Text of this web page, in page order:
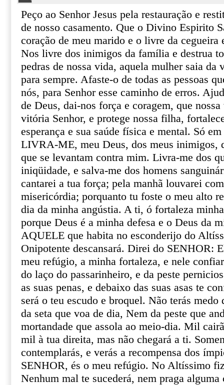
Peço ao Senhor Jesus pela restauração e
de nosso casamento. Que o Divino Espirito
coração de meu marido e o livre da cegueira
Nos livre dos inimigos da família e destrua
pedras de nossa vida, aquela mulher saia da
para sempre. Afaste-o de todas as pessoas
nós, para Senhor esse caminho de erros.
de Deus, dai-nos força e coragem, que
vitória Senhor, e protege nossa filha,
esperança e sua saúde física e mental. Só
LIVRA-ME, meu Deus, dos meus inimigos,
que se levantam contra mim. Livra-me dos
iniqüidade, e salva-me dos homens
cantarei a tua força; pela manhã louvarei
misericórdia; porquanto tu foste o meu alto
dia da minha angústia. A ti, ó fortaleza
porque Deus é a minha defesa e o Deus da
AQUELE que habita no esconderijo do
Onipotente descansará. Direi do SENHOR:
meu refúgio, a minha fortaleza, e nele
do laço do passarinheiro, e da peste
as suas penas, e debaixo das suas asas te
será o teu escudo e broquel. Não terás
da seta que voa de dia, Nem da peste que
mortandade que assola ao meio-dia. Mil
mil à tua direita, mas não chegará a ti.
contemplarás, e verás a recompensa dos
SENHOR, és o meu refúgio. No Altíssimo
Nenhum mal te sucederá, nem praga alguma